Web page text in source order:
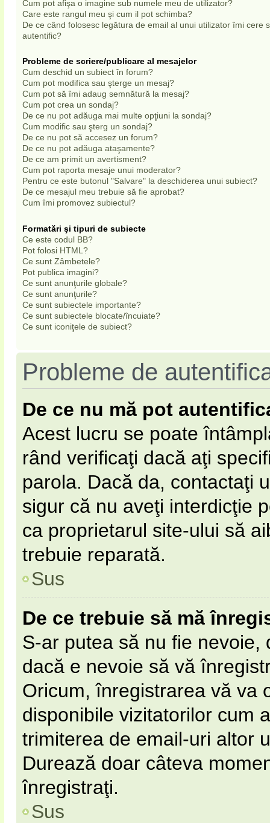
Cum pot afişa o imagine sub numele meu de utilizator?
Care este rangul meu şi cum il pot schimba?
De ce când folosesc legătura de email al unui utilizator îmi cere
autentific?
Probleme de scriere/publicare al mesajelor
Cum deschid un subiect în forum?
Cum pot modifica sau şterge un mesaj?
Cum pot să îmi adaug semnătură la mesaj?
Cum pot crea un sondaj?
De ce nu pot adăuga mai multe opţiuni la sondaj?
Cum modific sau şterg un sondaj?
De ce nu pot să accesez un forum?
De ce nu pot adăuga ataşamente?
De ce am primit un avertisment?
Cum pot raporta mesaje unui moderator?
Pentru ce este butonul "Salvare" la deschiderea unui subiect?
De ce mesajul meu trebuie să fie aprobat?
Cum îmi promovez subiectul?
Formatări şi tipuri de subiecte
Ce este codul BB?
Pot folosi HTML?
Ce sunt Zâmbetele?
Pot publica imagini?
Ce sunt anunţurile globale?
Ce sunt anunţurile?
Ce sunt subiectele importante?
Ce sunt subiectele blocate/încuiate?
Ce sunt iconiţele de subiect?
Probleme de
De ce nu mă pot
Acest lucru se poate
rând verificaţi dacă aţi
parola. Dacă da, contactaţi
sigur că nu aveţi interdicţie
ca proprietarul site-ului să
trebuie reparată.
Sus
De ce trebuie să mă
S-ar putea să nu fie
dacă e nevoie să vă
Oricum, înregistrarea vă va
disponibile vizitatorilor cum
trimiterea de email-uri altor
Durează doar câteva
înregistraţi.
Sus